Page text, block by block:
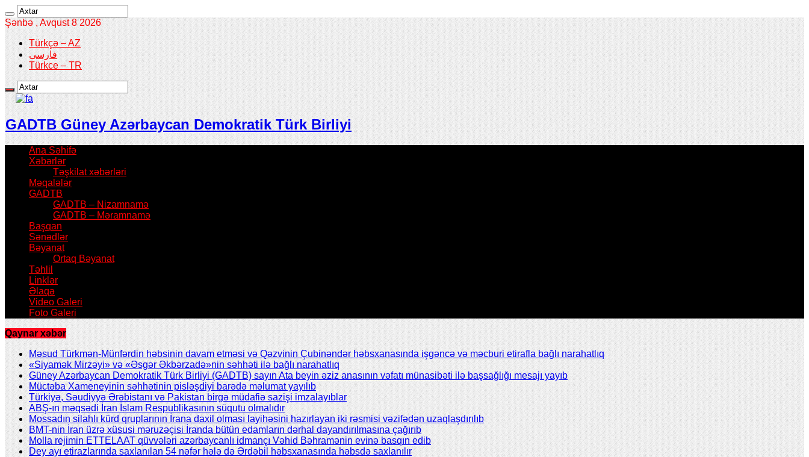
Şənbə , Avqust 8 2026
Türkçə – AZ
فارسی
Türkce – TR
GADTB Güney Azərbaycan Demokratik Türk Birliyi
Ana Səhifə
Xəbərlər
Təşkilat xəbərləri
Məqalələr
GADTB
GADTB – Nizamnamə
GADTB – Məramnamə
Başqan
Sənədlər
Bəyanat
Ortaq Bəyanat
Təhlil
Linklər
Əlaqə
Video Galeri
Foto Galeri
Qaynar xəbər
Məsud Türkmən-Münfərdin həbsinin davam etməsi və Qəzvinin Çubinəndər həbsxanasında işgəncə və məcburi etirafla bağlı narahatlıq
«Siyamək Mirzəyi» və «Əsgər Əkbərzadə»nin səhhəti ilə bağlı narahatlıq
Güney Azərbaycan Demokratik Türk Birliyi (GADTB) sayın Ata beyin əziz anasının vəfatı münasibəti ilə başsağlığı mesajı yayıb
Müctəba Xameneyinin səhhətinin pisləşdiyi barədə məlumat yayılıb
Türkiyə, Səudiyyə Ərəbistanı və Pakistan birgə müdafiə sazişi imzalayıblar
ABŞ-ın məqsədi İran İslam Respublikasının süqutu olmalıdır
Mossadın silahlı kürd qruplarının İrana daxil olması layihəsini hazırlayan iki rəsmisi vəzifədən uzaqlaşdırılıb
BMT-nin İran üzrə xüsusi məruzəçisi İranda bütün edamların dərhal dayandırılmasına çağırıb
Molla rejimin ETTELAAT qüvvələri azərbaycanlı idmançı Vəhid Bəhramənin evinə basqın edib
Dey ayı etirazlarında saxlanılan 54 nəfər hələ də Ərdəbil həbsxanasında həbsdə saxlanılır